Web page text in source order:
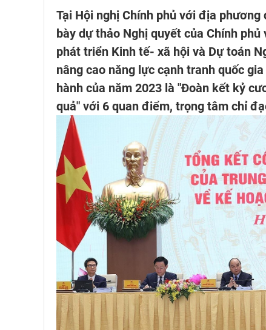
Tại Hội nghị Chính phủ với địa
bày dự thảo Nghị quyết của Chính
phát triển Kinh tế- xã hội và Dự toán
nâng cao năng lực cạnh tranh quốc
hành của năm 2023 là "Đoàn kết kỷ
quả" với 6 quan điểm, trọng tâm chỉ